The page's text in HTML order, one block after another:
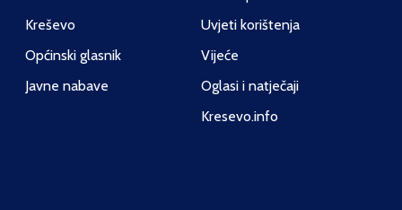
Kreševo
Općinski glasnik
Javne nabave
Uvjeti korištenja
Vijeće
Oglasi i natječaji
Kresevo.info